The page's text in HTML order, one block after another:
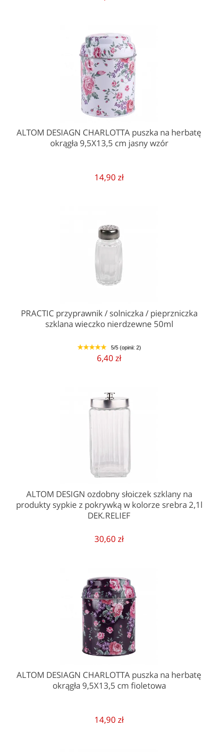
ALTOM DESIAGN CHARLOTTA puszka na herbatę
okrągła 9,5X13,5 cm jasny wzór
14,90 zł
PRACTIC przyprawnik / solniczka / pieprzniczka
szklana wieczko nierdzewne 50ml
1 2 3 4 5 5/5 (opinii: 2)
6,40 zł
ALTOM DESIGN ozdobny słoiczek szklany na
produkty sypkie z pokrywką w kolorze srebra 2,1l
DEK.RELIEF
30,60 zł
ALTOM DESIAGN CHARLOTTA puszka na herbatę
okrągła 9,5X13,5 cm fioletowa
14,90 zł